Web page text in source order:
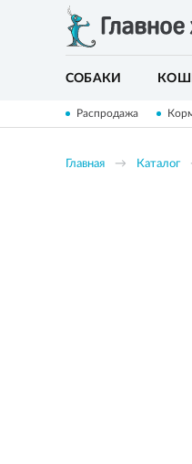
СОБАКИ
Распродажа
Главная Каталог